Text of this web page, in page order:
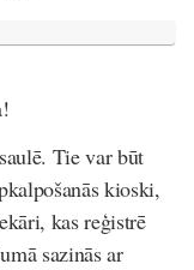
Tie var būt
kioski,
kas reģistrē
sazinās ar